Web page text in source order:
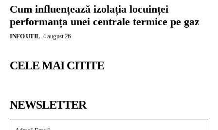
Cum influențează izolația locuinței
performanța unei centrale termice pe gaz
INFO UTIL 4 august 26
CELE MAI CITITE
NEWSLETTER